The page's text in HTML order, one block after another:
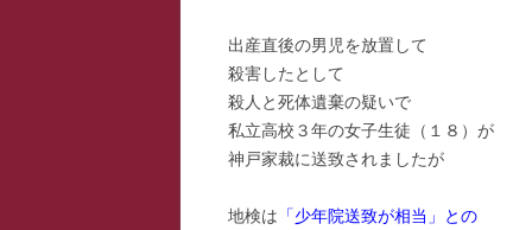
出産直後の男児を放置して
殺害したとして
殺人と死体遺棄の疑いで
私立高校３年の女子生徒（１８）が
神戸家裁に送致されましたが
地検は 「少年院送致が相当」との